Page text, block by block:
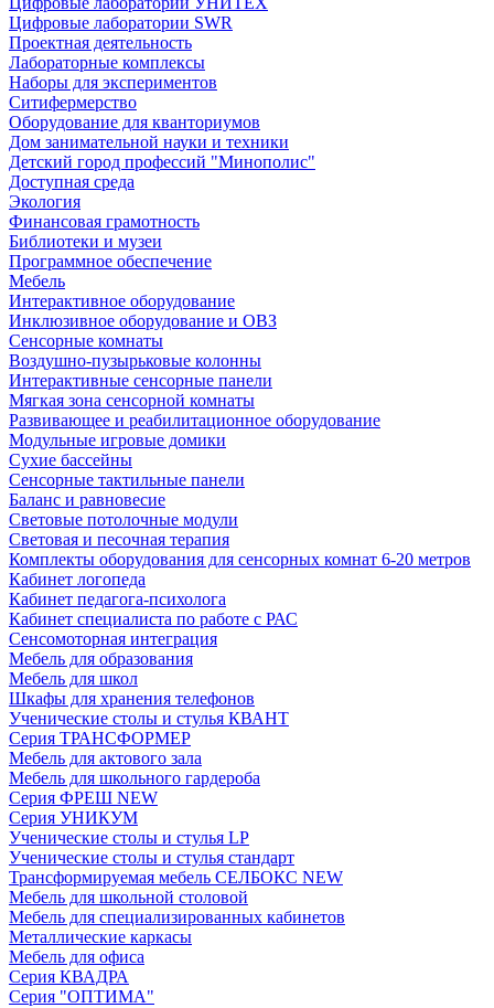
Цифровые лаборатории SWR
Проектная деятельность
Лабораторные комплексы
Наборы для экспериментов
Ситифермерство
Оборудование для кванториумов
Дом занимательной науки и техники
Детский город профессий "Минополис"
Доступная среда
Экология
Финансовая грамотность
Библиотеки и музеи
Программное обеспечение
Мебель
Интерактивное оборудование
Инклюзивное оборудование и ОВЗ
Cенсорные комнаты
Воздушно-пузырьковые колонны
Интерактивные сенсорные панели
Мягкая зона сенсорной комнаты
Развивающее и реабилитационное оборудование
Модульные игровые домики
Сухие бассейны
Сенсорные тактильные панели
Баланс и равновесие
Световые потолочные модули
Световая и песочная терапия
Комплекты оборудования для сенсорных комнат 6-20 метров
Кабинет логопеда
Кабинет педагога-психолога
Кабинет специалиста по работе с РАС
Сенсомоторная интеграция
Мебель для образования
Мебель для школ
Шкафы для хранения телефонов
Ученические столы и стулья КВАНТ
Серия ТРАНСФОРМЕР
Мебель для актового зала
Мебель для школьного гардероба
Серия ФРЕШ NEW
Серия УНИКУМ
Ученические столы и стулья LP
Ученические столы и стулья стандарт
Трансформируемая мебель СЕЛБОКС NEW
Мебель для школьной столовой
Мебель для специализированных кабинетов
Металлические каркасы
Мебель для офиса
Серия КВАДРА
Серия "ОПТИМА"